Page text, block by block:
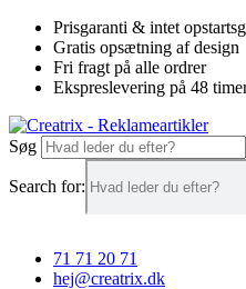
Videre
indhold
Prisgaranti & intet
Gratis opsætning af design
Fri fragt på alle ordrer
Ekspreslevering på 48
Søg
Search for:
71 71 20 71
hej@creatrix.dk